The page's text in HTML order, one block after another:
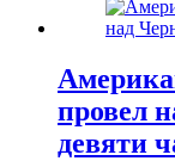
провел
девяти